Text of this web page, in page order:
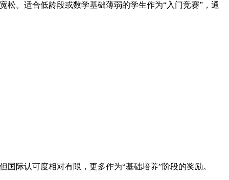
。适合低龄段或数学基础薄弱的学生作为“入门竞赛”，通
际认可度相对有限，更多作为“基础培养”阶段的奖励。